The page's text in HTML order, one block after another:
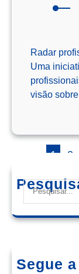
Radar
Uma
visão
1 2
Search
Segue